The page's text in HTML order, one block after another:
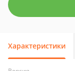
Характеристики